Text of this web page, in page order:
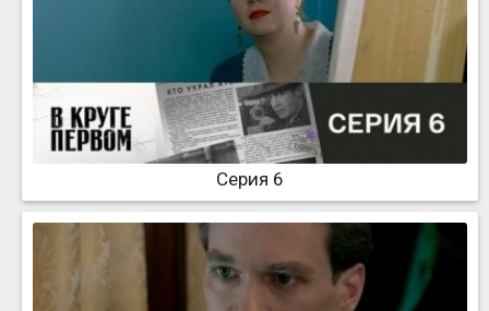
Серия 6